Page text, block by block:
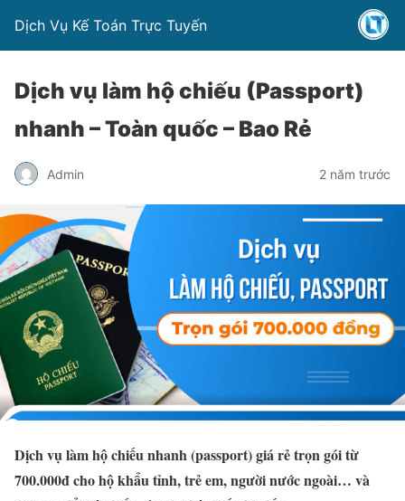
Dịch Vụ Kế Toán Trực Tuyến
Dịch vụ làm hộ chiếu (Passport)
nhanh – Toàn quốc – Bao Rẻ
Admin 2 năm trước
Dịch vụ làm hộ chiếu nhanh (passport) giá rẻ trọn gói từ
700.000đ cho hộ khẩu tỉnh, trẻ em, người nước ngoài… và